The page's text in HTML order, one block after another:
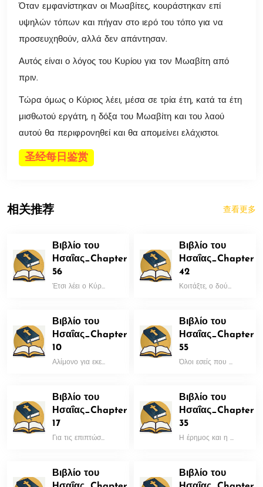
Όταν εμφανίστηκαν οι Μωαβίτες, κουράστηκαν επί
υψηλών τόπων και πήγαν στο ιερό του τόπο για να
προσευχηθούν, αλλά δεν απάντησαν.
Αυτός είναι ο λόγος του Κυρίου για τον Μωαβίτη από
πριν.
Τώρα όμως ο Κύριος λέει, μέσα σε τρία έτη, κατά τα έτη
μισθωτού εργάτη, η δόξα του Μωαβίτη και του λαού
αυτού θα περιφρονηθεί και θα απομείνει ελάχιστοι.
圣经每日鉴赏
相关推荐 查看更多
Βιβλίο του
Ησαΐας_Chapter
56
Έτσι λέει ο Κύρ...
Βιβλίο του
Ησαΐας_Chapter
42
Κοιτάξτε, ο δού...
Βιβλίο του
Ησαΐας_Chapter
10
Αλίμονο για εκε...
Βιβλίο του
Ησαΐας_Chapter
55
Όλοι εσείς που ...
Βιβλίο του
Ησαΐας_Chapter
17
Για τις επιπτώσ...
Βιβλίο του
Ησαΐας_Chapter
35
Η έρημος και η ...
Βιβλίο του
Βιβλίο του